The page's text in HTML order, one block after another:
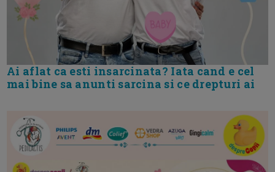
Ai aflat ca esti insarcinata? Iata cand e cel
mai bine sa anunti sarcina si ce drepturi ai